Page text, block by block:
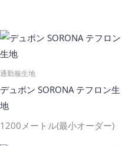
通勤服生地
デュポン SORONA テフロン生
地
1200メートル(最小オーダー)